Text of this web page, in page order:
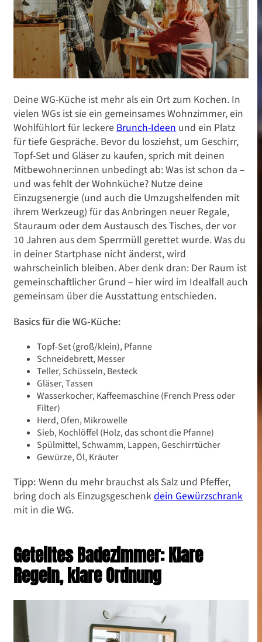
Deine WG-Küche ist mehr als ein Ort zum Kochen. In
vielen WGs ist sie ein gemeinsames Wohnzimmer, ein
Wohlfühlort für leckere Brunch-Ideen und ein Platz
für tiefe Gespräche. Bevor du losziehst, um Geschirr,
Topf-Set und Gläser zu kaufen, sprich mit deinen
Mitbewohner:innen unbedingt ab: Was ist schon da –
und was fehlt der Wohnküche? Nutze deine
Einzugsenergie (und auch die Umzugshelfenden mit
ihrem Werkzeug) für das Anbringen neuer Regale,
Stauraum oder dem Austausch des Tisches, der vor
10 Jahren aus dem Sperrmüll gerettet wurde. Was du
in deiner Startphase nicht änderst, wird
wahrscheinlich bleiben. Aber denk dran: Der Raum ist
gemeinschaftlicher Grund – hier wird im Idealfall auch
gemeinsam über die Ausstattung entschieden.
Basics für die WG-Küche:
Topf-Set (groß/klein), Pfanne
Schneidebrett, Messer
Teller, Schüsseln, Besteck
Gläser, Tassen
Wasserkocher, Kaffeemaschine (French Press oder
Filter)
Herd, Ofen, Mikrowelle
Sieb, Kochlöffel (Holz, das schont die Pfanne)
Spülmittel, Schwamm, Lappen, Geschirrtücher
Gewürze, Öl, Kräuter
Tipp: Wenn du mehr brauchst als Salz und Pfeffer,
bring doch als Einzugsgeschenkdein Gewürzschrank
mit in die WG.
Geteiltes Badezimmer: Klare
Regeln, klare Ordnung